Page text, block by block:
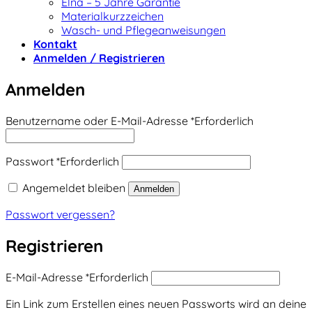
Materialkurzzeichen
Wasch- und Pflegeanweisungen
Kontakt
Anmelden / Registrieren
Anmelden
Benutzername oder E-Mail-Adresse *Erforderlich
Passwort *Erforderlich
Angemeldet bleiben
Anmelden
Passwort vergessen?
Registrieren
E-Mail-Adresse *Erforderlich
Ein Link zum Erstellen eines neuen Passworts wird an deine